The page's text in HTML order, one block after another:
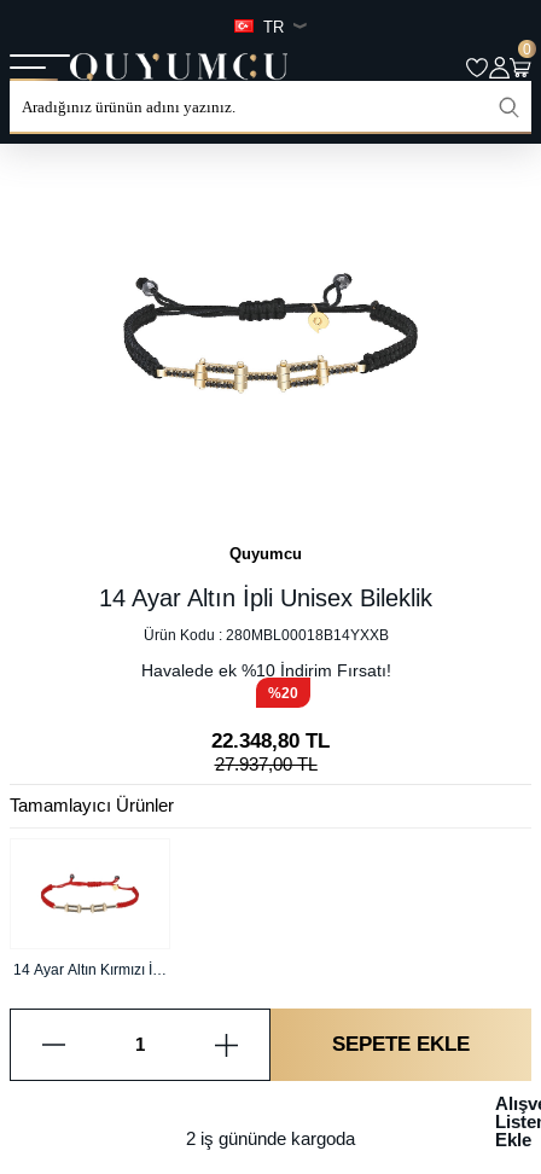
TR
0
ANASAYFATÜM ÜRÜNLERKATEGORILER
Quyumcu
14 Ayar Altın İpli Unisex Bileklik
Ürün Kodu : 280MBL00018B14YXXB
Havalede ek %10İndirim Fırsatı!
%20
22.348,80 TL
27.937,00TL
Tamamlayıcı Ürünler
14 Ayar Altın Kırmızı İpli
SEPETE EKLE
2 iş gününde kargoda
Ekle